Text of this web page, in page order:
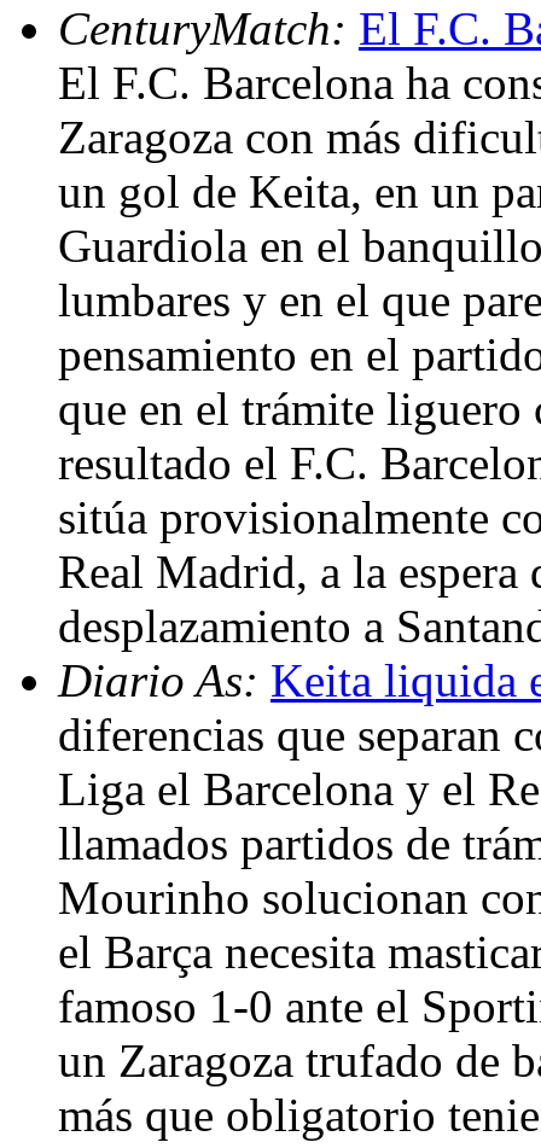
CenturyMatch: El F.C.
El F.C. Barcelona ha
Zaragoza con más
un gol de Keita, en un
Guardiola en el
lumbares y en el que
pensamiento en el
que en el trámite liguero
resultado el F.C.
sitúa provisionalmente
Real Madrid, a la espera
desplazamiento a
Diario As: Keita liquida
diferencias que separan
Liga el Barcelona y el
llamados partidos de
Mourinho solucionan
el Barça necesita
famoso 1-0 ante el
un Zaragoza trufado de
más que obligatorio